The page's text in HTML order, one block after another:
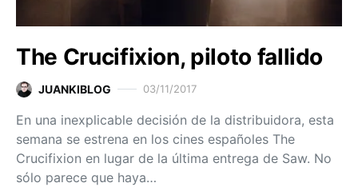
The Crucifixion, piloto fallido
JUANKIBLOG 03/11/2017
En una inexplicable decisión de la distribuidora, esta
semana se estrena en los cines españoles The
Crucifixion en lugar de la última entrega de Saw. No
sólo parece que haya…